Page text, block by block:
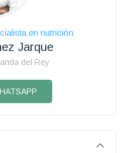
en nutrición
Jarque
del Rey